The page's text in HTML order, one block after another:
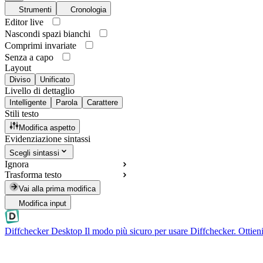
Strumenti Cronologia
Editor live
Nascondi spazi bianchi
Comprimi invariate
Senza a capo
Layout
Diviso Unificato
Livello di dettaglio
Intelligente Parola Carattere
Stili testo
Modifica aspetto
Evidenziazione sintassi
Scegli sintassi
Ignora
Trasforma testo
Vai alla prima modifica
Modifica input
Diffchecker Desktop Il modo più sicuro per usare Diffchecker.